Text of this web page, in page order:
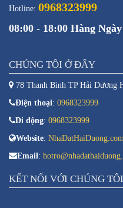
Hotline: 0968323999
08:00 - 18:00 Hàng
CHÚNG TÔI Ở ĐÂY
78 Thanh Bình TP Hải Dương
Điện thoại: 0968323999
Di động: 0968323999
Website:
Email:
KẾT NỐI VỚI CHÚNG TÔI